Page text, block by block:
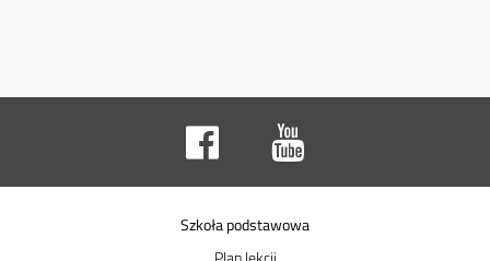
Szkoła podstawowa